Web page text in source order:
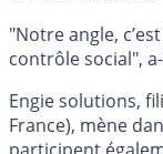
"Notre angle,
contrôle social",
Engie solutions,
France), mène